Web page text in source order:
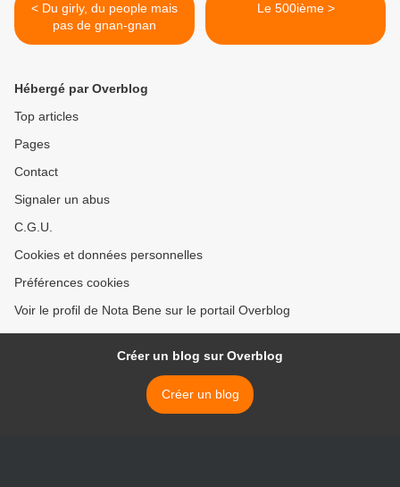
< Du girly, du people mais
pas de gnan-gnan
Le 500ième >
Hébergé par Overblog
Top articles
Pages
Contact
Signaler un abus
C.G.U.
Cookies et données personnelles
Préférences cookies
Voir le profil de Nota Bene sur le portail Overblog
Créer un blog sur Overblog
Créer un blog